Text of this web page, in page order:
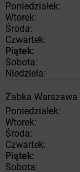
Poniedziałek:
Wtorek:
Środa:
Czwartek:
Piątek:
Sobota:
Niedziela:
Żabka Warszawa
Poniedziałek:
Wtorek:
Środa:
Czwartek:
Piątek:
Sobota: